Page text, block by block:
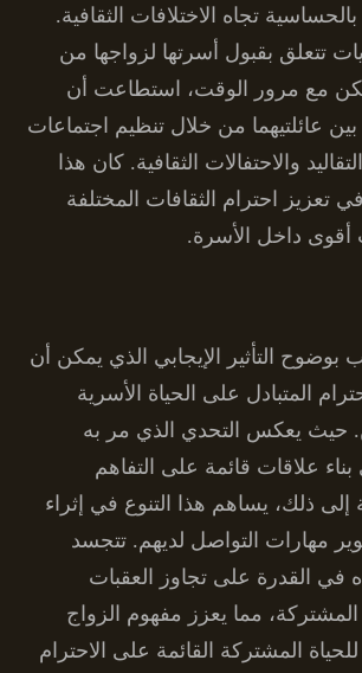
تجاه الاختلافات الثقافية.
تتعلق بقبول أسرتها لزواجها من
مع مرور الوقت، استطاعت أن
عائلتيهما من خلال تنظيم اجتماعات
والاحتفالات الثقافية. كان هذا
تعزيز احترام الثقافات المختلفة
أقوى داخل الأسرة.
بوضوح التأثير الإيجابي الذي يمكن أن
المتبادل على الحياة الأسرية
حيث يعكس التحدي الذي مر به
بناء علاقات قائمة على التفاهم
إلى ذلك، يساهم هذا التنوع في إثراء
مهارات التواصل لديهم. تتجسد
القدرة على تجاوز العقبات
مما يعزز مفهوم الزواج
المشتركة القائمة على الاحترام